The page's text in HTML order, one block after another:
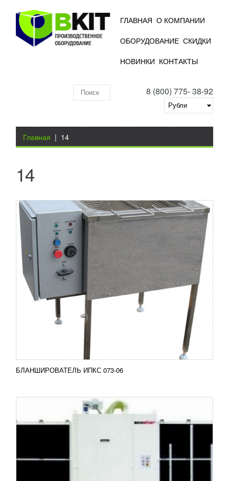
ГЛАВНАЯ О КОМПАНИИ
ОБОРУДОВАНИЕ СКИДКИ
НОВИНКИ КОНТАКТЫ
8 (800) 775- 38-92
складу
Вы здесь
Главная | 14
14
БЛАНШИРОВАТЕЛЬ ИПКС 073-06
RUB
Бланширователь применяется для термоусадки
продуктов, которые перед этим были запакованы в
термоусадочные вакуумные пищевые пакеты. Это
ПОДРОБНЕЕ
Добавить в сравнение
БЛАНШИРОВАТЕЛЬ ИПКС 073-06
МОЙКА СТЕКЛА ECOSTAR
636 100RUB
Моечная машина Ecostar используется для мытья
обоих поверхностей стекла одновременно за один
проход. Целью мойки является обезжиривания
стекла...
Добавить в сравнение